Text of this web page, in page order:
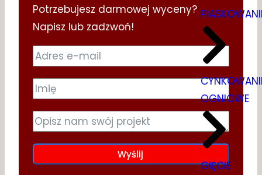
OGNIOWE
GIĘCIE
Potrzebujesz darmowej wyceny?
Napisz lub zadzwoń!
Wyślij